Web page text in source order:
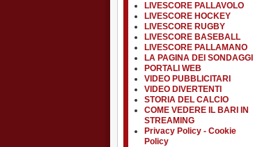
LIVESCORE PALLAVOLO
LIVESCORE HOCKEY
LIVESCORE RUGBY
LIVESCORE BASEBALL
LIVESCORE PALLAMANO
LA PAGINA DEI SONDAGGI
PORTALI WEB
VIDEO PUBBLICITARI
VIDEO DIVERTENTI
STORIA DEL CALCIO
COME VEDERE IL BARI IN
STREAMING
Privacy Policy - Cookie
Policy